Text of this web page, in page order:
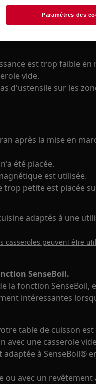
est trop faible
vide.
d'ustensile sur les
après la mise en
été placée.
est utilisée.
trop petite est placée
adaptés à une
casseroles peuvent être
SenseBoil.
la fonction SenseBoil,
intéressantes
table de cuisson est
avec une casserole
adaptée à SenseBoil®
ou avec un
Paramètres des